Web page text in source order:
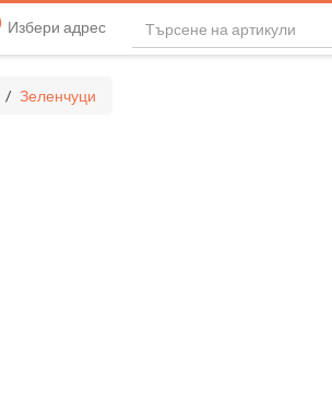
Избери адрес
Зеленчуци